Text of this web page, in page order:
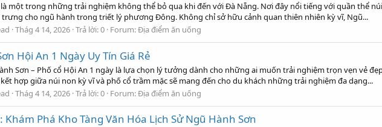
một trong những trải nghiệm không thể bỏ qua khi đến với Đà Nẵng. Nơi đây nổi tiếng với quần thể
trưng cho ngũ hành trong triết lý phương Đông. Không chỉ sở hữu cảnh quan thiên nhiên kỳ vĩ, Ngũ...
Thág 4 14, 2026 Trả lời: 0 Forum:Địa điểm ăn uống
Hội An 1 Ngày Uy Tín Giá Rẻ
Sơn – Phố cổ Hội An 1 ngày là lựa chọn lý tưởng dành cho những ai muốn trải nghiệm trọn vẹn vẻ
hợp giữa núi non kỳ vĩ và phố cổ trầm mặc sẽ mang đến cho du khách những trải nghiệm đa dạng...
Thág 4 14, 2026 Trả lời: 0 Forum:Địa điểm ăn uống
Phá Kho Tàng Văn Hóa Lịch Sử Ngũ Hành Sơn